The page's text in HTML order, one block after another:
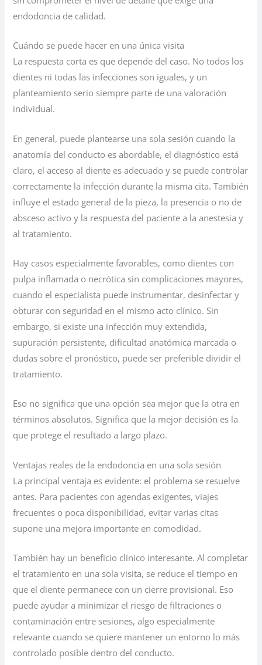
endodoncia de calidad.
Cuándo se puede hacer en una única visita
La respuesta corta es que depende del caso. No todos los
dientes ni todas las infecciones son iguales, y un
planteamiento serio siempre parte de una valoración
individual.
En general, puede plantearse una sola sesión cuando la
anatomía del conducto es abordable, el diagnóstico está
claro, el acceso al diente es adecuado y se puede controlar
correctamente la infección durante la misma cita. También
influye el estado general de la pieza, la presencia o no de
absceso activo y la respuesta del paciente a la anestesia y
al tratamiento.
Hay casos especialmente favorables, como dientes con
pulpa inflamada o necrótica sin complicaciones mayores,
cuando el especialista puede instrumentar, desinfectar y
obturar con seguridad en el mismo acto clínico. Sin
embargo, si existe una infección muy extendida,
supuración persistente, dificultad anatómica marcada o
dudas sobre el pronóstico, puede ser preferible dividir el
tratamiento.
Eso no significa que una opción sea mejor que la otra en
términos absolutos. Significa que la mejor decisión es la
que protege el resultado a largo plazo.
Ventajas reales de la endodoncia en una sola sesión
La principal ventaja es evidente: el problema se resuelve
antes. Para pacientes con agendas exigentes, viajes
frecuentes o poca disponibilidad, evitar varias citas
supone una mejora importante en comodidad.
También hay un beneficio clínico interesante. Al completar
el tratamiento en una sola visita, se reduce el tiempo en
que el diente permanece con un cierre provisional. Eso
puede ayudar a minimizar el riesgo de filtraciones o
contaminación entre sesiones, algo especialmente
relevante cuando se quiere mantener un entorno lo más
controlado posible dentro del conducto.